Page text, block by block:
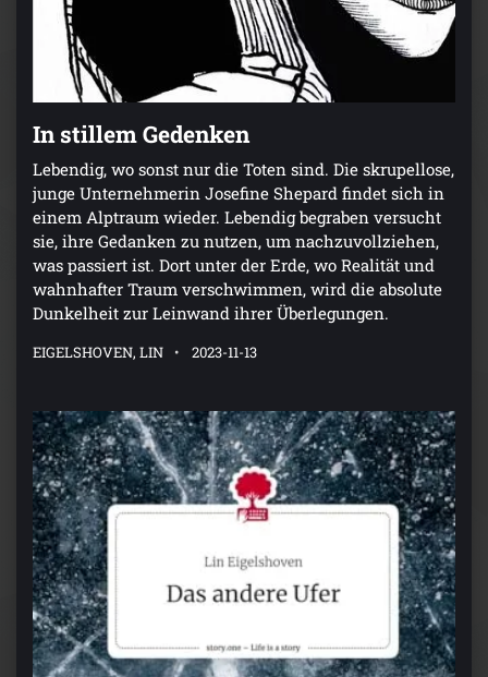
In stillem Gedenken
Lebendig, wo sonst nur die Toten sind. Die skrupellose,
junge Unternehmerin Josefine Shepard findet sich in
einem Alptraum wieder. Lebendig begraben versucht
sie, ihre Gedanken zu nutzen, um nachzuvollziehen,
was passiert ist. Dort unter der Erde, wo Realität und
wahnhafter Traum verschwimmen, wird die absolute
Dunkelheit zur Leinwand ihrer Überlegungen.
EIGELSHOVEN, LIN 2023-11-13